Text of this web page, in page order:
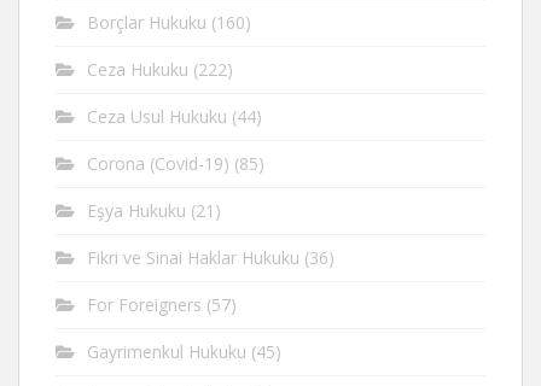
Borçlar Hukuku (160)
Ceza Hukuku (222)
Ceza Usul Hukuku (44)
Corona (Covid-19) (85)
Eşya Hukuku (21)
Fikri ve Sinai Haklar Hukuku (36)
For Foreigners (57)
Gayrimenkul Hukuku (45)